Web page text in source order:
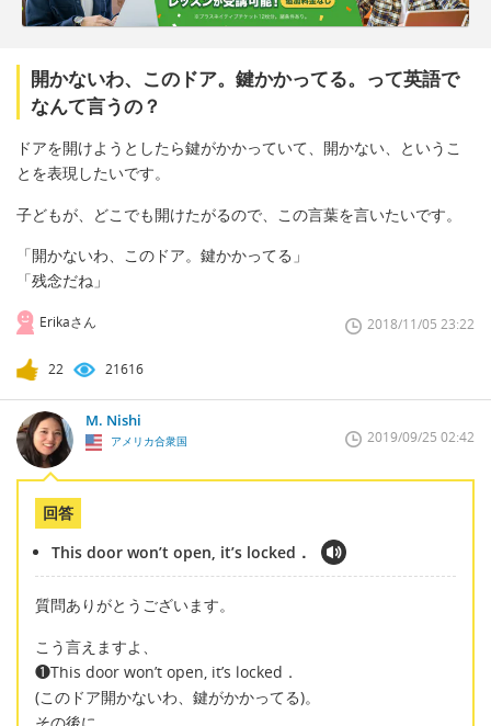
開かないわ、このドア。鍵かかってる。って英語で
なんて言うの？
ドアを開けようとしたら鍵がかかっていて、開かない、というこ
とを表現したいです。
子どもが、どこでも開けたがるので、この言葉を言いたいです。
「開かないわ、このドア。鍵かかってる」
「残念だね」
Erikaさん 2018/11/05 23:22
22 21616
M. Nishi
アメリカ合衆国 2019/09/25 02:42
回答
This door won’t open, it’s locked．
質問ありがとうございます。
こう言えますよ、
❶This door won’t open, it’s locked．
(このドア開かないわ、鍵がかかってる)。
その後に、